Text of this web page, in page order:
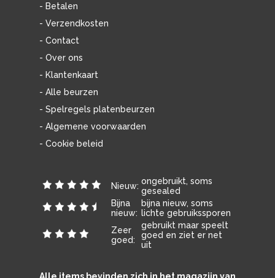
- Betalen
- Verzendkosten
- Contact
- Over ons
- Klantenkaart
- Alle beurzen
- Spelregels platenbeurzen
- Algemene voorwaarden
- Cookie beleid
Nieuw: ongebruikt, soms
gesealed
Bijna
nieuw:
bijna nieuw, soms
lichte gebruikssporen
Zeer
goed:
gebruikt maar speelt
goed en ziet er net
uit